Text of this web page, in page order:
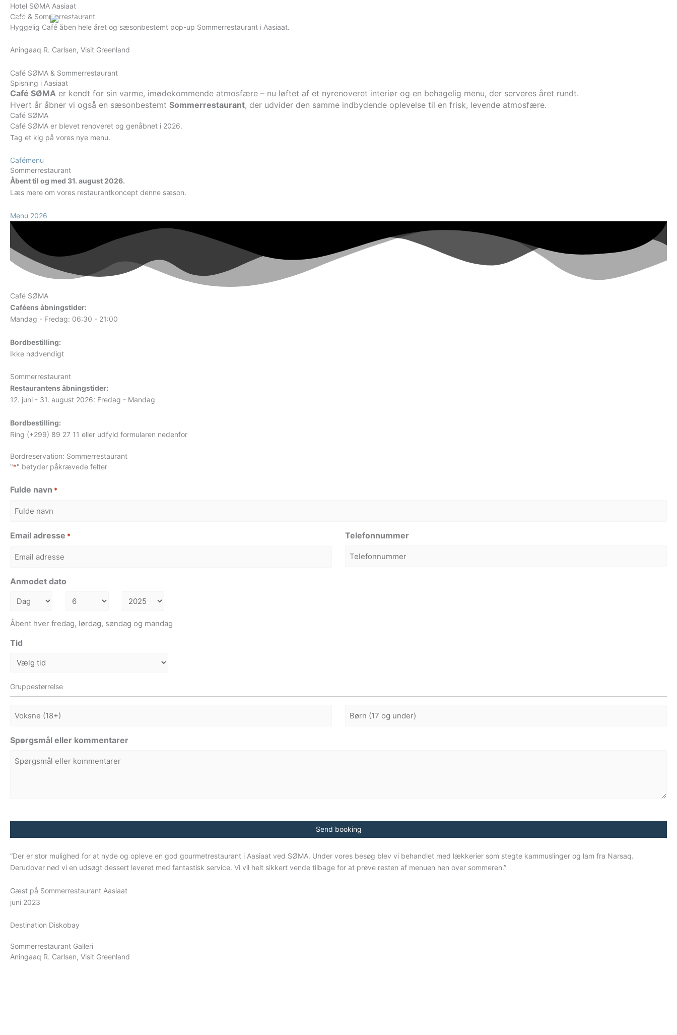
indholdet
Dansk
Hotel SØMA Aasiaat
Café & Sommerrestaurant
Hyggelig Café åben hele året og sæsonbestemt pop-up Sommerrestaurant i Aasiaat.
Aningaaq R. Carlsen, Visit Greenland
Café SØMA & Sommerrestaurant
Spisning i Aasiaat
Café SØMA er kendt for sin varme, imødekommende atmosfære – nu løftet af et nyrenoveret interiør og en behagelig menu, der serveres året rundt.
Hvert år åbner vi også en sæsonbestemt Sommerrestaurant, der udvider den samme indbydende oplevelse til en frisk, levende atmosfære.
Café SØMA
Café SØMA er blevet renoveret og genåbnet i 2026.
Tag et kig på vores nye menu.
Cafémenu
Sommerrestaurant
Åbent til og med 31. august 2026.
Læs mere om vores restaurantkoncept denne sæson.
Menu 2026
Café SØMA
Caféens åbningstider:
Mandag - Fredag: 06:30 - 21:00
Bordbestilling:
Ikke nødvendigt
Sommerrestaurant
Restaurantens åbningstider:
12. juni - 31. august 2026: Fredag - Mandag
Bordbestilling:
Ring (+299) 89 27 11 eller udfyld formularen nedenfor
Bordreservation: Sommerrestaurant
"*" betyder påkrævede felter
Fulde navn *
Email adresse * Telefonnummer
Anmodet dato
Dag Måned
Åbent hver fredag, lørdag, søndag og mandag
Tid
Gruppestørrelse
Voksne
Spørgsmål eller kommentarer
“Der er stor mulighed for at nyde og opleve en god gourmetrestaurant i Aasiaat ved SØMA. Under vores besøg blev vi behandlet med lækkerier som stegte kammuslinger og lam fra Narsaq.
Derudover nød vi en udsøgt dessert leveret med fantastisk service. Vi vil helt sikkert vende tilbage for at prøve resten af menuen hen over sommeren.”
Gæst på Sommerrestaurant Aasiaat
juni 2023
Destination Diskobay
Sommerrestaurant Galleri
Aningaaq R. Carlsen, Visit Greenland